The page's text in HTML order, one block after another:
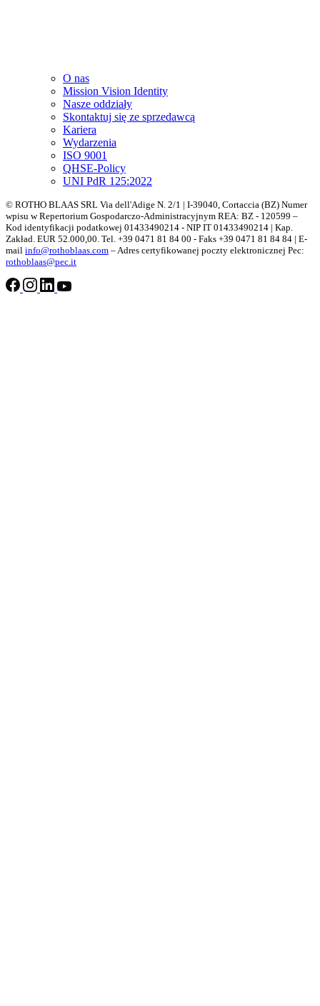
O nas
Mission Vision Identity
Nasze oddziały
Skontaktuj się ze sprzedawcą
Kariera
Wydarzenia
ISO 9001
QHSE-Policy
UNI PdR 125:2022
© ROTHO BLAAS SRL Via dell'Adige N. 2/1 | I-39040, Cortaccia (BZ) Numer
wpisu w Repertorium Gospodarczo-Administracyjnym REA: BZ - 120599 –
Kod identyfikacji podatkowej 01433490214 - NIP IT 01433490214 | Kap.
Zakład. EUR 52.000,00. Tel. +39 0471 81 84 00 - Faks +39 0471 81 84 84 | E-
mail info@rothoblaas.com – Adres certyfikowanej poczty elektronicznej Pec:
rothoblaas@pec.it